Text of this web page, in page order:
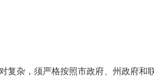
复杂，须严格按照市政府、州政府和